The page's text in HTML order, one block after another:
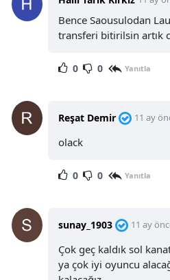
Bence Saousulodan
transferi bitirilsin artık
0 0 Yanıtla
Reşat Demir 11 ay
olack
0 0 Yanıtla
sunay_1903 11 ay
Çok geç kaldık sol
ya çok iyi oyuncu